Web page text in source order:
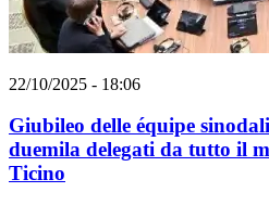
22/10/2025 - 18:06
Giubileo delle équipe
duemila delegati da tutto il
Ticino